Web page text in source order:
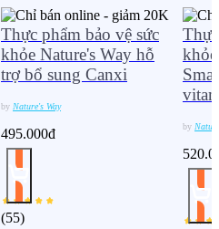
Thực phẩm bảo vệ sức
khỏe Nature's Way hỗ
trợ bổ sung Canxi
by Nature's Way
495.000đ
(55)
by